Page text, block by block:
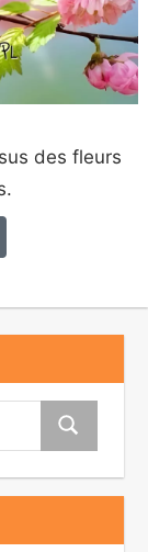
des fleurs
Recherche